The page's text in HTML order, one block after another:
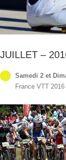
JUILLET –
Samedi 2 et
France VTT